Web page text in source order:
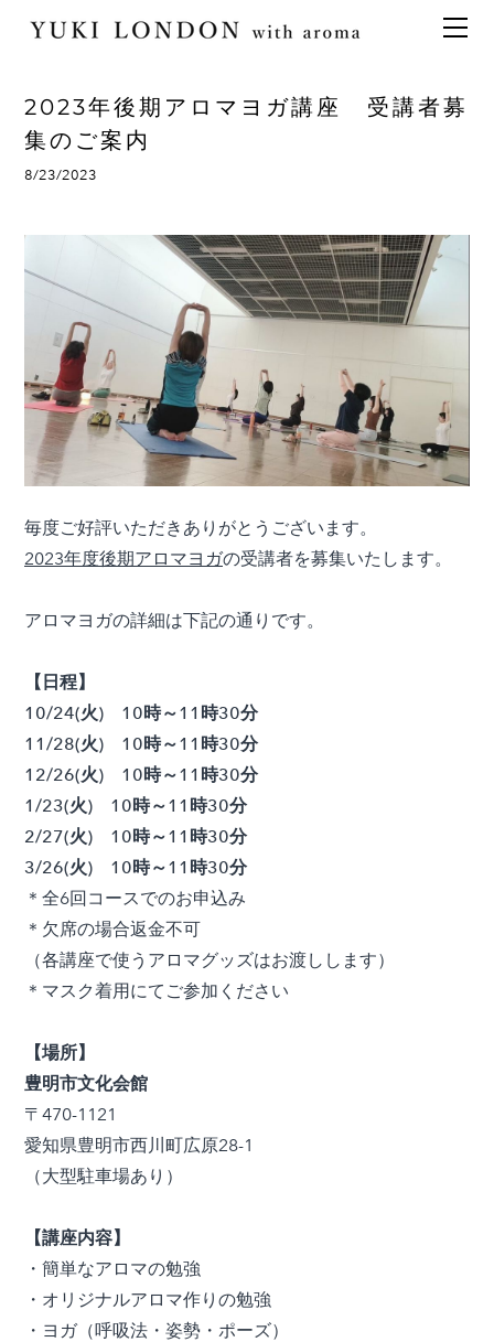
2023年後期アロマヨガ講座 受講者募
集のご案内
8/23/2023
毎度ご好評いただきありがとうございます。
2023年度後期アロマヨガの受講者を募集いたします。
アロマヨガの詳細は下記の通りです。
【日程】
10/24(火) 10時～11時30分
11/28(火) 10時～11時30分
12/26(火) 10時～11時30分
1/23(火) 10時～11時30分
2/27(火) 10時～11時30分
3/26(火) 10時～11時30分
＊全6回コースでのお申込み
＊欠席の場合返金不可
（各講座で使うアロマグッズはお渡しします）
​＊マスク着用にてご参加ください
【場所】
豊明市文化会館
〒470-1121
愛知県豊明市西川町広原28-1
（大型駐車場あり）
【講座内容】
・簡単なアロマの勉強
・オリジナルアロマ作りの勉強
・ヨガ（呼吸法・姿勢・ポーズ）
最新情報
メディア情報
アロマイベント／講習会
アロマ空間デザイン
アロマ空間導入の目的・メリット
香りの定期便
オリジナル商品
精油56種
名入れギフト
特別なギフトセレクション
アロマコラム